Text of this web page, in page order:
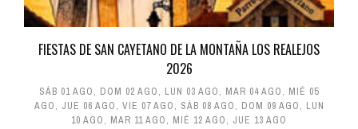
FIESTAS DE SAN CAYETANO DE LA MONTAÑA LOS REALEJOS
2026
SÁB 01 AGO, DOM 02 AGO, LUN 03 AGO, MAR 04 AGO, MIÉ 05
AGO, JUE 06 AGO, VIE 07 AGO, SÁB 08 AGO, DOM 09 AGO, LUN
10 AGO, MAR 11 AGO, MIÉ 12 AGO, JUE 13 AGO